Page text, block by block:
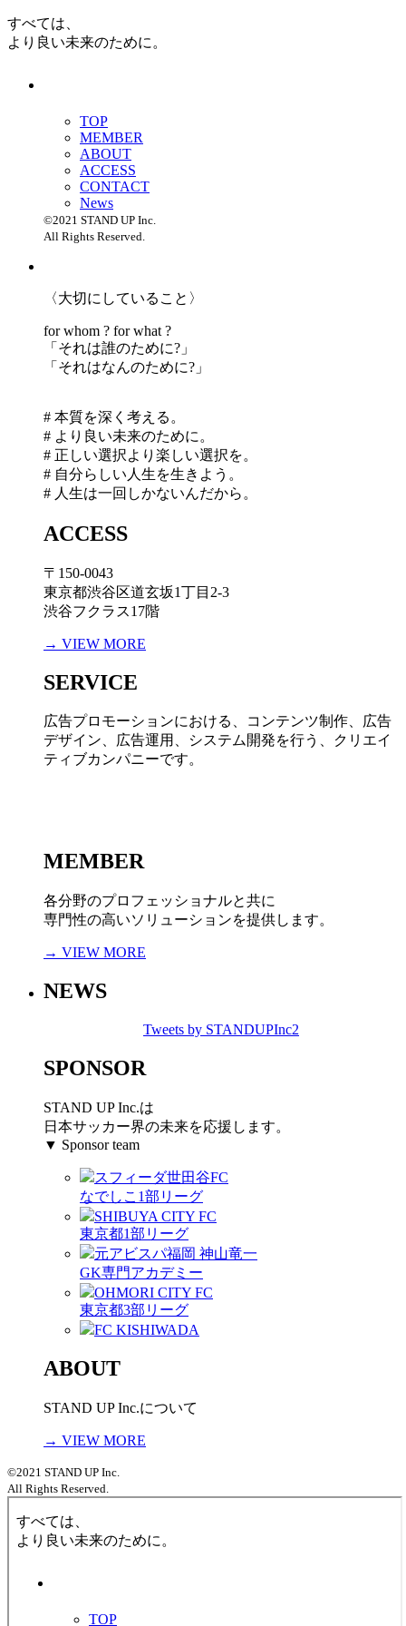
すべては、
より良い未来のために。
TOP
MEMBER
ABOUT
ACCESS
CONTACT
News
©2021 STAND UP Inc.
All Rights Reserved.
〈大切にしていること〉
for whom ? for what ?
「 それは誰のために?」
「 それはなんのために?」
# 本質を深く考える。
# より良い未来のために。
# 正しい選択より楽しい選択を。
# 自分らしい人生を生きよう。
# 人生は一回しかないんだから。
ACCESS
〒150-0043
東京都渋谷区道玄坂1丁目2-3
渋谷フクラス17階
→ VIEW MORE
SERVICE
広告プロモーションにおける、コンテンツ制作、広告
デザイン、広告運用、システム開発を行う、
クリエイ
ティブカンパニーです。
MEMBER
各分野のプロフェッショナルと共に
専門性の高いソリューションを提供します。
→ VIEW MORE
NEWS
Tweets by STANDUPInc2
SPONSOR
STAND UP Inc.は
日本サッカー界の未来を応援します。
▼ Sponsor team
スフィーダ世田谷FC
なでしこ1部リーグ
SHIBUYA CITY FC
東京都1部リーグ
元アビスパ福岡 神山竜一
GK専門アカデミー
OHMORI CITY FC
東京都3部リーグ
FC KISHIWADA
ABOUT
STAND UP Inc.について
→ VIEW MORE
©2021 STAND UP Inc.
All Rights Reserved.